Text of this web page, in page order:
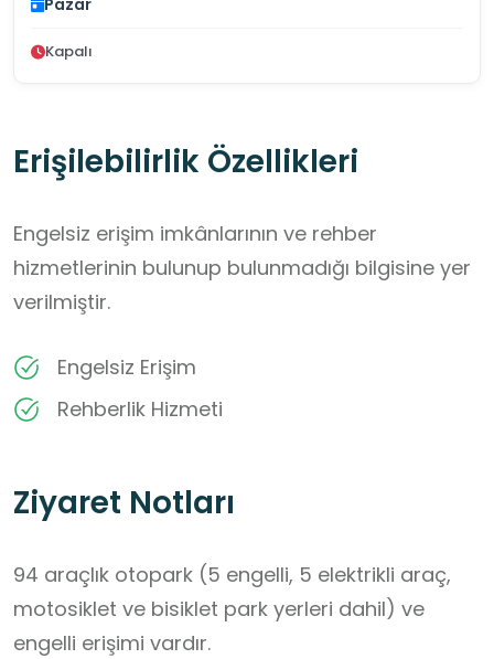
Pazar
Kapalı
Erişilebilirlik Özellikleri
Engelsiz erişim imkânlarının ve rehber
hizmetlerinin bulunup bulunmadığı bilgisine yer
verilmiştir.
Engelsiz Erişim
Rehberlik Hizmeti
Ziyaret Notları
94 araçlık otopark (5 engelli, 5 elektrikli araç,
motosiklet ve bisiklet park yerleri dahil) ve
engelli erişimi vardır.